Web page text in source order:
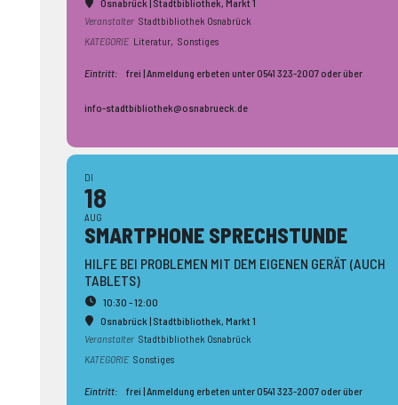
Osnabrück | Stadtbibliothek, Markt 1
Veranstalter Stadtbibliothek Osnabrück
KATEGORIE Literatur, Sonstiges
Eintritt: frei | Anmeldung erbeten unter 0541 323-2007 oder über
info-stadtbibliothek@osnabrueck.de
DI
18
AUG
SMARTPHONE SPRECH­STUNDE
HILFE BEI PROBLEMEN MIT DEM EIGENEN GERÄT (AUCH
TABLETS)
10:30 - 12:00
Osnabrück | Stadtbibliothek, Markt 1
Veranstalter Stadtbibliothek Osnabrück
KATEGORIE Sonstiges
Eintritt: frei | Anmeldung erbeten unter 0541 323-2007 oder über